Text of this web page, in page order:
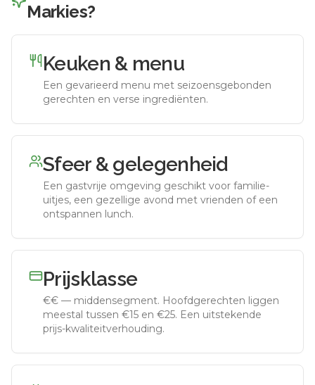
Markies?
Keuken & menu
Een gevarieerd menu met seizoensgebonden
gerechten en verse ingrediënten.
Sfeer & gelegenheid
Een gastvrije omgeving geschikt voor familie-
uitjes, een gezellige avond met vrienden of een
ontspannen lunch.
Prijsklasse
€€ — middensegment. Hoofdgerechten liggen
meestal tussen €15 en €25. Een uitstekende
prijs-kwaliteitverhouding.